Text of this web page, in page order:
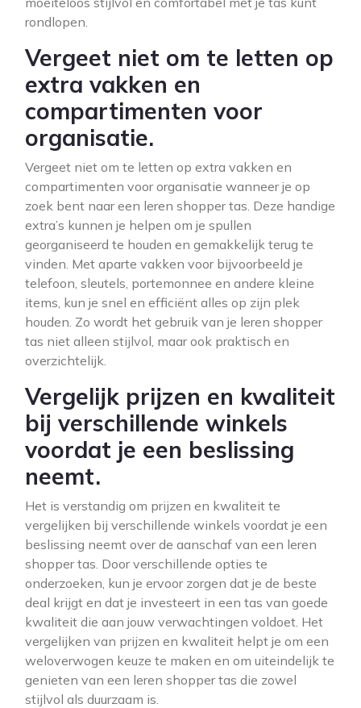
rondlopen.
Vergeet niet om te letten op
extra vakken en
compartimenten voor
organisatie.
Vergeet niet om te letten op extra vakken en
compartimenten voor organisatie wanneer je op
zoek bent naar een leren shopper tas. Deze handige
extra’s kunnen je helpen om je spullen
georganiseerd te houden en gemakkelijk terug te
vinden. Met aparte vakken voor bijvoorbeeld je
telefoon, sleutels, portemonnee en andere kleine
items, kun je snel en efficiënt alles op zijn plek
houden. Zo wordt het gebruik van je leren shopper
tas niet alleen stijlvol, maar ook praktisch en
overzichtelijk.
Vergelijk prijzen en kwaliteit
bij verschillende winkels
voordat je een beslissing
neemt.
Het is verstandig om prijzen en kwaliteit te
vergelijken bij verschillende winkels voordat je een
beslissing neemt over de aanschaf van een leren
shopper tas. Door verschillende opties te
onderzoeken, kun je ervoor zorgen dat je de beste
deal krijgt en dat je investeert in een tas van goede
kwaliteit die aan jouw verwachtingen voldoet. Het
vergelijken van prijzen en kwaliteit helpt je om een
weloverwogen keuze te maken en om uiteindelijk te
genieten van een leren shopper tas die zowel
stijlvol als duurzaam is.